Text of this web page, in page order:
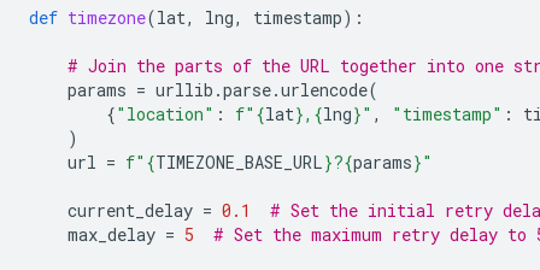
def timezone(lat, lng, timestamp):
# Join the parts of the URL together into one
params = urllib .parse.urlencode(
{"location" : f" {lat}, {lng}" , "timestamp" :
)
url = f" {TIMEZONE_BASE_URL}?{params}"
current_delay = 0.1
# Set the initial retry
max_delay = 5 # Set the maximum retry delay to